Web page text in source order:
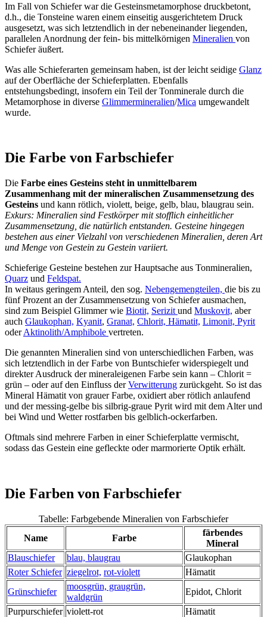
Im Fall von Schiefer war die Gesteinsmetamorphose druckbetont,
d.h., die Tonsteine waren einem einseitig ausgerichtetem Druck
ausgesetzt, was sich letztendlich in der nebeneinander liegenden,
parallelen Anordnung der fein- bis mittelkörnigen Mineralien von
Schiefer äußert.
Was alle Schieferarten gemeinsam haben, ist der leicht seidige Glanz
auf der Oberfläche der Schieferplatten. Ebenfalls
entstehungsbedingt, insofern ein Teil der Tonminerale durch die
Metamorphose in diverse Glimmermineralien/Mica umgewandelt
wurde.
Die Farbe von Farbschiefer
Die Farbe eines Gesteins steht in unmittelbarem
Zusammenhang mit der mineralischen Zusammensetzung des
Gesteins und kann rötlich, violett, beige, gelb, blau, blaugrau sein.
Exkurs: Mineralien sind Festkörper mit stofflich einheitlicher
Zusammensetzung, die natürlich entstanden. Gesteine hingegen
bestehen aus einer Vielzahl von verschiedenen Mineralien, deren Art
und Menge von Gestein zu Gestein variiert.
Schieferige Gesteine bestehen zur Hauptsache aus Tonmineralien,
Quarz und Feldspat.
In weitaus geringem Anteil, den sog. Nebengemengteilen, die bis zu
fünf Prozent an der Zusammensetzung von Schiefer ausmachen,
sind zum Beispiel Glimmer wie Biotit, Serizit und Muskovit, aber
auch Glaukophan, Kyanit, Granat, Chlorit, Hämatit, Limonit, Pyrit
oderAktinolith/Amphibole vertreten.
Die genannten Mineralien sind von unterschiedlichen Farben, was
sich letztendlich in der Farbe von Buntschiefer widerspiegelt und
direkter Ausdruck der mineraleigenen Farbe sein kann – Chlorit =
grün – oder auf den Einfluss derVerwitterung zurückgeht. So ist das
Mineral Hämatit von grauer Farbe, oxidiert aber rötlich anlaufend
und der messing-gelbe bis silbrig-graue Pyrit wird mit dem Alter und
bei Wind und Wetter rostfarben bis gelblich-ockerfarben.
Oftmals sind mehrere Farben in einer Schieferplatte vermischt,
sodass das Gestein eine gefleckte oder marmorierte Optik erhält.
Die Farben von Farbschiefer
Tabelle: Farbgebende Mineralien von Farbschiefer
Name
Farbe
färbendes
Mineral
Blauschiefer
blau, blaugrau
Glaukophan
Roter Schiefer ziegelrot, rot-violett
Hämatit
Grünschiefer
moosgrün, graugrün,
waldgrün
Epidot, Chlorit
Purpurschiefer violett-rot Hämatit